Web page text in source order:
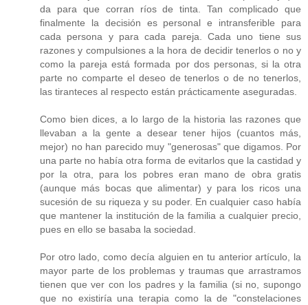
da para que corran ríos de tinta. Tan complicado que
finalmente la decisión es personal e intransferible para
cada persona y para cada pareja. Cada uno tiene sus
razones y compulsiones a la hora de decidir tenerlos o no y
como la pareja está formada por dos personas, si la otra
parte no comparte el deseo de tenerlos o de no tenerlos,
las tiranteces al respecto están prácticamente aseguradas.
Como bien dices, a lo largo de la historia las razones que
llevaban a la gente a desear tener hijos (cuantos más,
mejor) no han parecido muy "generosas" que digamos. Por
una parte no había otra forma de evitarlos que la castidad y
por la otra, para los pobres eran mano de obra gratis
(aunque más bocas que alimentar) y para los ricos una
sucesión de su riqueza y su poder. En cualquier caso había
que mantener la institución de la familia a cualquier precio,
pues en ello se basaba la sociedad.
Por otro lado, como decía alguien en tu anterior artículo, la
mayor parte de los problemas y traumas que arrastramos
tienen que ver con los padres y la familia (si no, supongo
que no existiría una terapia como la de "constelaciones